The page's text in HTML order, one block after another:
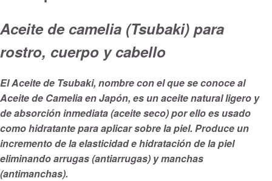
Aceite de camelia (Tsubaki) para
rostro, cuerpo y cabello
El Aceite de Tsubaki, nombre con el que se conoce al
Aceite de Camelia en Japón, es un aceite natural ligero y
de absorción inmediata (aceite seco) por ello es usado
como hidratante para aplicar sobre la piel. Produce un
incremento de la elasticidad e hidratación de la piel
eliminando arrugas (antiarrugas) y manchas
(antimanchas).